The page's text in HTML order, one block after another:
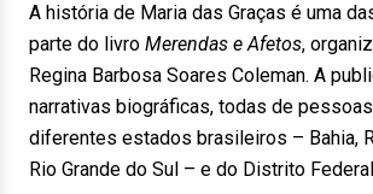
A história de Maria das Graças é uma
parte do livro Merendas e Afetos,
Regina Barbosa Soares Coleman. A
narrativas biográficas, todas de
diferentes estados brasileiros – Bahia,
Rio Grande do Sul – e do Distrito